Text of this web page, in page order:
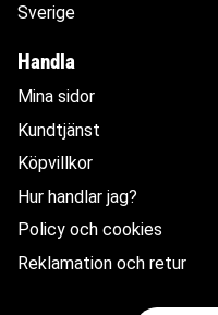
Sverige
Handla
Mina sidor
Kundtjänst
Köpvillkor
Hur handlar jag?
Policy och cookies
Reklamation och retur